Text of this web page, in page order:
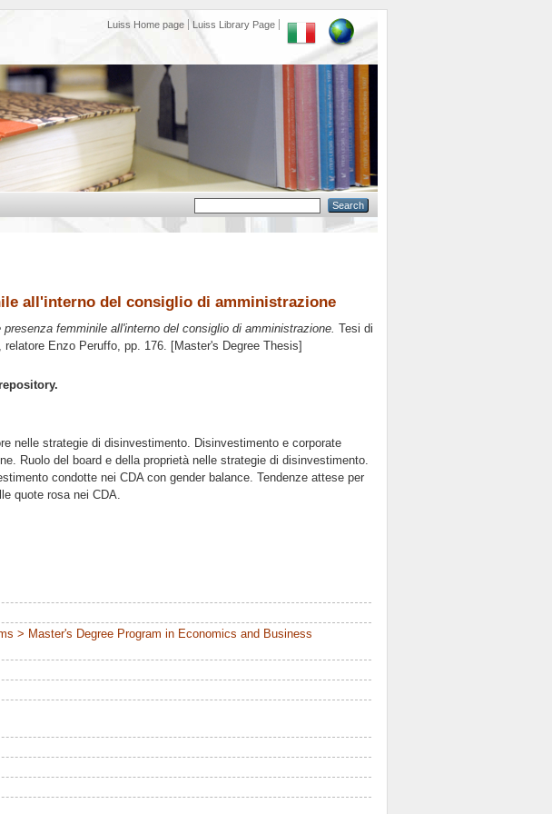
Luiss Home page Luiss Library Page
all'interno del consiglio di amministrazione
femminile all'interno del consiglio di amministrazione. Tesi di
relatore Enzo Peruffo, pp. 176. [Master's Degree Thesis]
nelle strategie di disinvestimento. Disinvestimento e corporate
Ruolo del board e della proprietà nelle strategie di disinvestimento.
condotte nei CDA con gender balance. Tendenze attese per
quote rosa nei CDA.
> Master's Degree Program in Economics and Business